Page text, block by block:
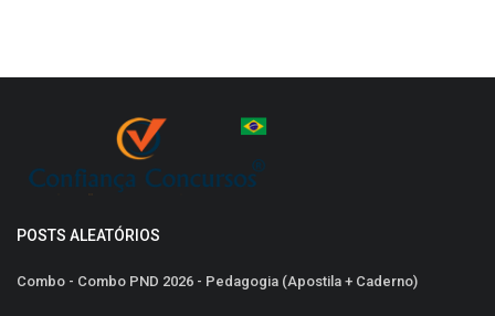
POSTS ALEATÓRIOS
Combo - Combo PND 2026 - Pedagogia (Apostila + Caderno)